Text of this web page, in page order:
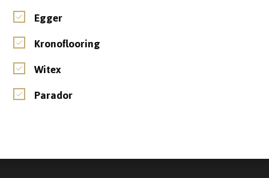
Egger
Kronoflooring
Witex
Parador